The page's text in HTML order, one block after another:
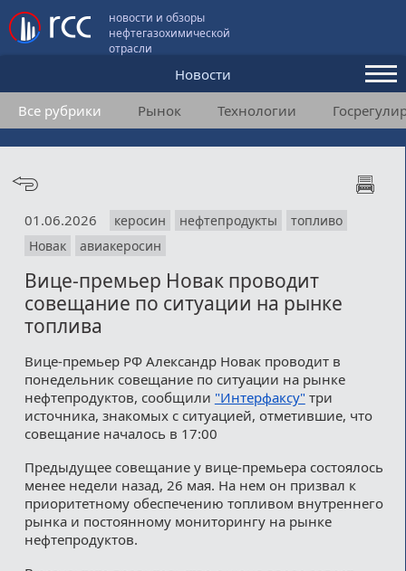
новости и обзоры
нефтегазохимической
отрасли
Новости
Аналитика и мнения
Конференции
Подписка
Пользовательское соглашение
Контакты
Все рубрики Рынок Технологии
01.06.2026 керосин нефтепродукты
топливо
Новак
авиакеросин
Вице-премьер Новак проводит
совещание по ситуации на рынке
топлива
Вице-премьер РФ Александр Новак проводит в
понедельник совещание по ситуации на рынке
нефтепродуктов, сообщили "Интерфаксу" три
источника, знакомых с ситуацией, отметившие, что
совещание началось в 17:00
Предыдущее совещание у вице-премьера состоялось
менее недели назад, 26 мая. На нем он призвал к
приоритетному обеспечению топливом внутреннего
рынка и постоянному мониторингу на рынке
нефтепродуктов.